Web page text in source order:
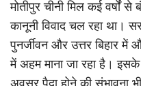
मोतीपुर चीनी मिल कई
कानूनी विवाद चल रहा था।
पुनर्जीवन और उत्तर बिहार में
में अहम माना जा रहा है।
अवसर पैदा होने की संभावना